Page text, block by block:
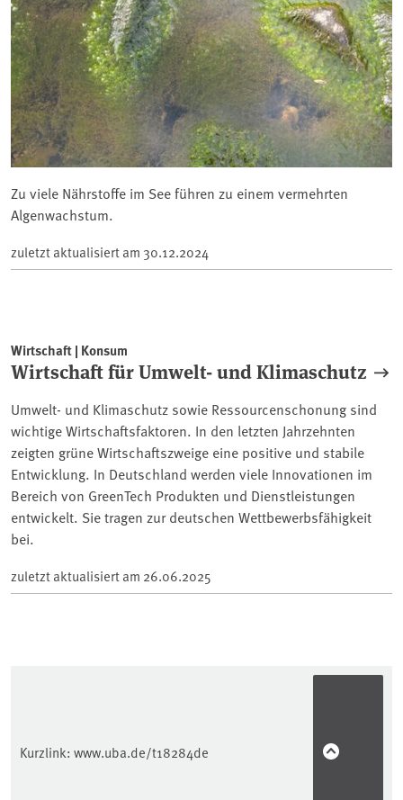
Zu viele Nährstoffe im See führen zu einem vermehrten
Algenwachstum.
zuletzt aktualisiert am 30.12.2024
Wirtschaft | Konsum
Wirtschaft für Umwelt- und Klimaschutz
Umwelt- und Klimaschutz sowie Ressourcenschonung sind
wichtige Wirtschaftsfaktoren. In den letzten Jahrzehnten
zeigten grüne Wirtschaftszweige eine positive und stabile
Entwicklung. In Deutschland werden viele Innovationen im
Bereich von GreenTech Produkten und Dienstleistungen
entwickelt. Sie tragen zur deutschen Wettbewerbsfähigkeit
bei.
zuletzt aktualisiert am 26.06.2025
Kurzlink: www.uba.de/t18284de